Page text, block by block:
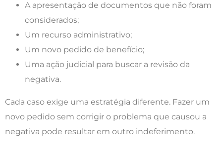
A apresentação de documentos que não foram
considerados;
Um recurso administrativo;
Um novo pedido de benefício;
Uma ação judicial para buscar a revisão da
negativa.
Cada caso exige uma estratégia diferente. Fazer um
novo pedido sem corrigir o problema que causou a
negativa pode resultar em outro indeferimento.